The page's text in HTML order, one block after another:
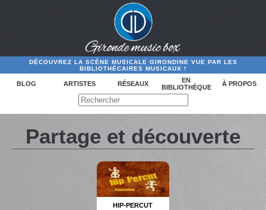
DÉCOUVREZ LA SCÈNE MUSICALE GIRONDINE VUE PAR LES
BIBLIOTHÉCAIRES MUSICAUX !
BLOG ARTISTES RÉSEAUX
EN
BIBLIOTHÈQUE
À PROPOS
Partage et découverte
HIP-PERCUT